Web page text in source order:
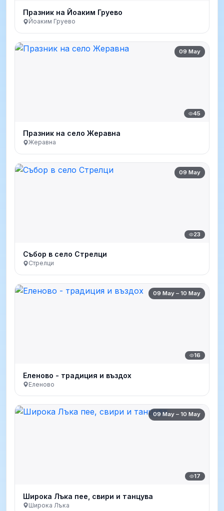
Празник на Йоаким Груево
Йоаким Груево
09 May
45
Празник на село Жеравна
Жеравна
09 May
23
Събор в село Стрелци
Стрелци
09 May – 10 May
16
Еленово - традиция и въздох
Еленово
09 May – 10 May
17
Широка Лъка пее, свири и танцува
Широка Лъка